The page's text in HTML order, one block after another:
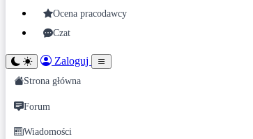
Ocena pracodawcy
Czat
Zaloguj
Strona główna
Forum
Wiadomości